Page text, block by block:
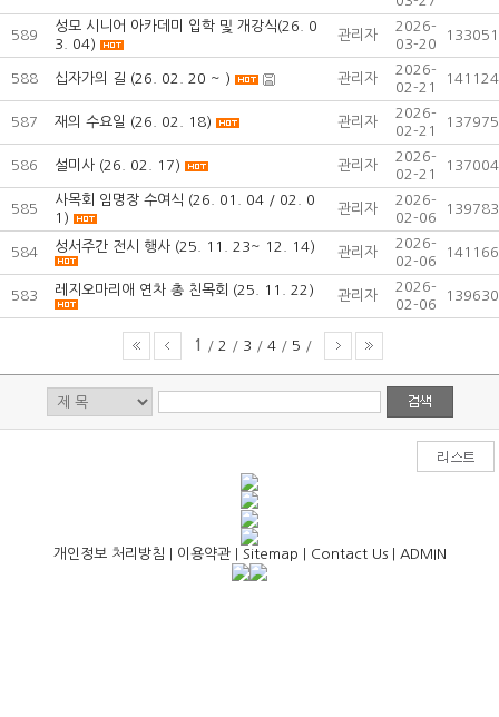
589
성모 시니어 아카데미 입학 및 개강식(26. 0
3. 04)
관리자
2026-
03-20
133051
588 십자가의 길 (26. 02. 20 ~ ) 관리자
2026-
02-21
141124
587 재의 수요일 (26. 02. 18) 관리자
2026-
02-21
137975
586 설미사 (26. 02. 17) 관리자
2026-
02-21
137004
585
사목회 임명장 수여식 (26. 01. 04 / 02. 0
1)
관리자
2026-
02-06
139783
584 성서주간 전시 행사 (25. 11. 23~ 12. 14) 관리자
2026-
02-06
141166
583 레지오마리애 연차 총 친목회 (25. 11. 22) 관리자
2026-
02-06
139630
1 / 2 / 3 / 4 / 5 /
개인정보 처리방침 이용약관| Sitemap Contact Us| ADMIN